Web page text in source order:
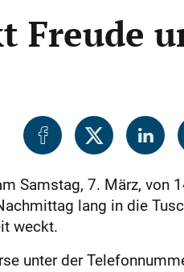
Freude
Samstag, 7. März, von
lang in die
weckt.
unter der